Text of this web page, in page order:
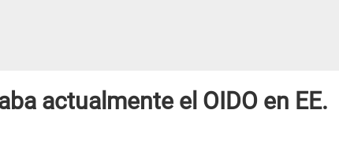
actualmente el OIDO en EE.